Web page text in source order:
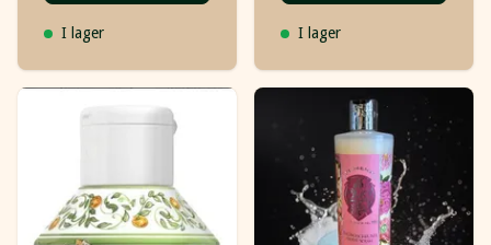
I lager I lager